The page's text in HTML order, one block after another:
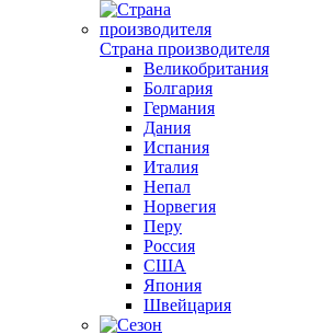
Страна производителя
Великобритания
Болгария
Германия
Дания
Испания
Италия
Непал
Норвегия
Перу
Россия
США
Япония
Швейцария